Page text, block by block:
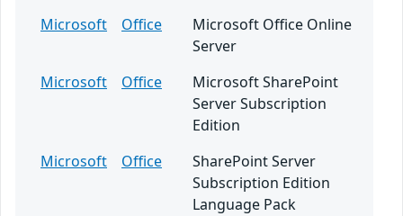
Microsoft
Office
Microsoft Office Online
Server
Microsoft
Office
Microsoft SharePoint
Server Subscription
Edition
Microsoft
Office
SharePoint Server
Subscription Edition
Language Pack